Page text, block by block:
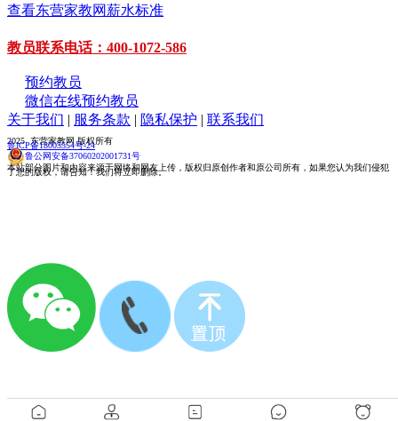
查看东营家教网薪水标准
教员联系电话：400-1072-586
预约教员
微信在线预约教员
关于我们 | 服务条款 | 隐私保护 | 联系我们
2025 东营家教网 版权所有
鲁ICP备18005554号-24
鲁公网安备37060202001731号
本站部分图片和内容来源于网络和网友上传，版权归原创作者和原公司所有，如果您认为我们侵犯
了您的版权，请告知！我们将立即删除。